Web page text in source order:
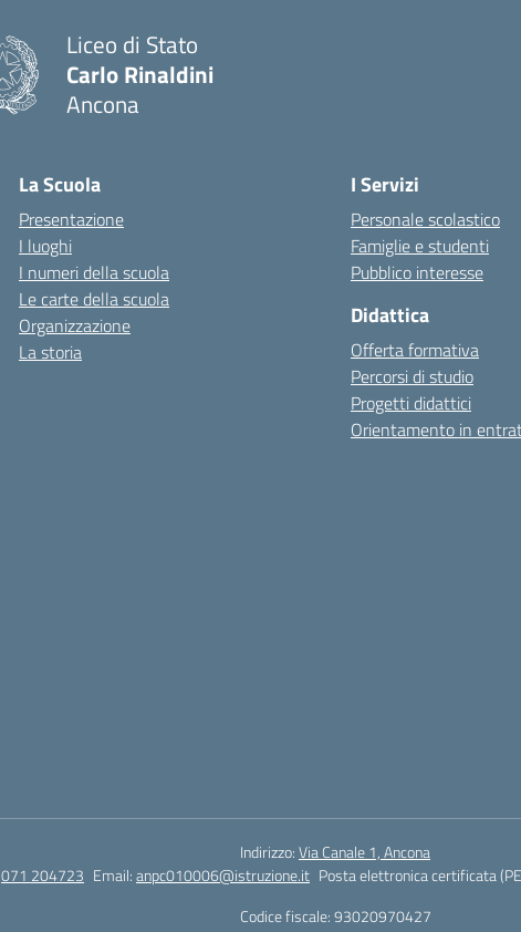
Liceo di Stato
Carlo Rinaldini
Ancona
La Scuola
Presentazione
I luoghi
I numeri della scuola
Le carte della scuola
Organizzazione
La storia
I Servizi
Personale scolastico
Famiglie e studenti
Pubblico interesse
Didattica
Offerta formativa
Percorsi di studio
Progetti didattici
Orientamento in
Indirizzo:Via Canale 1, Ancona
071 204723 Email:anpc010006@istruzione.it Posta elettronica certificata
Codice fiscale: 93020970427